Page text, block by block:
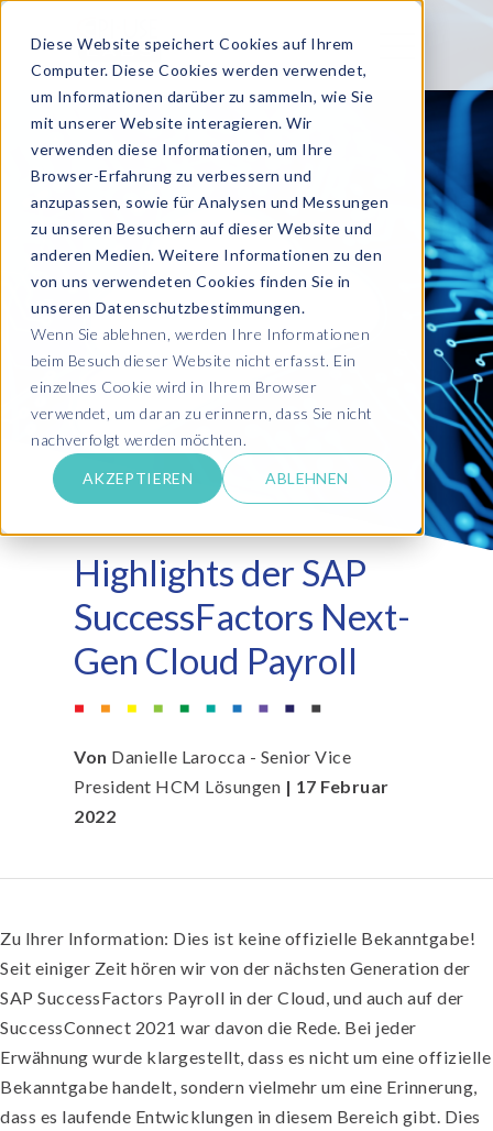
Diese Website speichert Cookies auf Ihrem
Computer. Diese Cookies werden verwendet,
um Informationen darüber zu sammeln, wie Sie
mit unserer Website interagieren. Wir
verwenden diese Informationen, um Ihre
Browser-Erfahrung zu verbessern und
anzupassen, sowie für Analysen und Messungen
zu unseren Besuchern auf dieser Website und
anderen Medien. Weitere Informationen zu den
von uns verwendeten Cookies finden Sie in
unseren Datenschutzbestimmungen.
Wenn Sie ablehnen, werden Ihre Informationen
beim Besuch dieser Website nicht erfasst. Ein
einzelnes Cookie wird in Ihrem Browser
verwendet, um daran zu erinnern, dass Sie nicht
nachverfolgt werden möchten.
AKZEPTIEREN ABLEHNEN
Highlights der SAP
SuccessFactors Next-
Gen Cloud Payroll
Von Danielle Larocca - Senior Vice
President HCM Lösungen | 17 Februar
2022
Zu Ihrer Information: Dies ist keine offizielle Bekanntgabe!
Seit einiger Zeit hören wir von der nächsten Generation der
SAP SuccessFactors Payroll in der Cloud, und auch auf der
SuccessConnect 2021 war davon die Rede. Bei jeder
Erwähnung wurde klargestellt, dass es nicht um eine offizielle
Bekanntgabe handelt, sondern vielmehr um eine Erinnerung,
dass es laufende Entwicklungen in diesem Bereich gibt. Dies